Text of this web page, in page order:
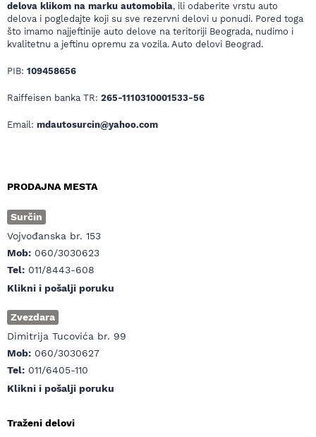
delova klikom na marku automobila, ili odaberite vrstu auto
delova i pogledajte koji su sve rezervni delovi u ponudi. Pored toga
što imamo najjeftinije auto delove na teritoriji Beograda, nudimo i
kvalitetnu a jeftinu opremu za vozila. Auto delovi Beograd.
PIB: 109458656
Raiffeisen banka TR: 265-1110310001533-56
Email: mdautosurcin@yahoo.com
PRODAJNA MESTA
Surčin
Vojvođanska br. 153
Mob: 060/3030623
Tel: 011/8443-608
Klikni i pošalji poruku
Zvezdara
Dimitrija Tucovića br. 99
Mob: 060/3030627
Tel: 011/6405-110
Klikni i pošalji poruku
Traženi delovi